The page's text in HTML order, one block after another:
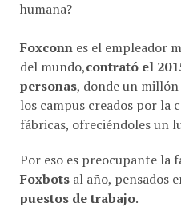
es el empleador
del mundo,contrató el
personas, donde un millón
los campus creados por la
fábricas, ofreciéndoles un
Foxbotsal año, pensados
puestos de trabajo.